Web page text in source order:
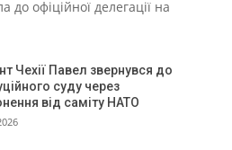
офіційної делегації на
Чехії Павел звернувся до
суду через
від саміту НАТО